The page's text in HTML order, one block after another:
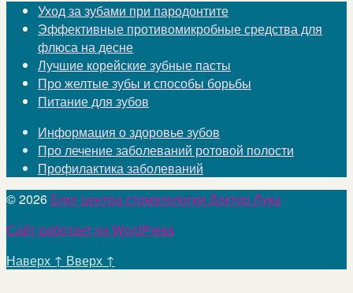
Уход за зубами при пародонтите
Эффективные противомикробные средства для
флюса на десне
Лучшие корейские зубные пасты
Про желтые зубы и способы борьбы
Питание для зубов
Информация о здоровье зубов
Про лечение заболеваний ротовой полости
Профилактика заболеваний
© 2026 Блог центра стоматологии Доктор Лука
Сайт работает на WordPress
Наверх ↑ Вверх ↑